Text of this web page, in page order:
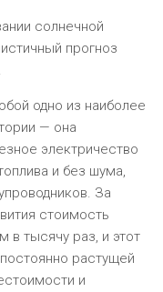
солнечной
прогноз
одно из наиболее
— она
электричество
и без шума,
За
стоимость
в тысячу раз, и этот
растущей
и